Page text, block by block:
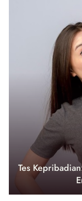
Tes